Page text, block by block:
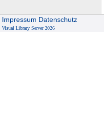
Impressum Datenschutz
Visual Library Server 2026